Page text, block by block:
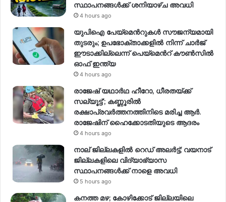
സ്ഥാപനങ്ങള്‍ക്ക് ശനിയാഴ്ച അവധി
4 hours ago
യുപിഐ പേയ്മെന്‍റുകൾ സൗജന്യമായി
തുടരും; ഉപഭോക്താക്കളിൽ നിന്ന് ചാർജ്
ഈടാക്കില്ലെന്ന് പെയ്മെന്‍റ് കൗൺസിൽ
ഓഫ് ഇന്ത്യ
4 hours ago
രാജേഷ് യഥാര്‍ഥ ഹീറോ, ധീരതയ്ക്ക്
സല്യൂട്ട്’; കണ്ണൂരിൽ
രക്ഷാപ്രവര്‍ത്തനത്തിനിടെ മരിച്ച ആര്‍.
രാജേഷിന് ഹൈക്കോടതിയുടെ ആദരം
4 hours ago
നാല് ജില്ലകളിൽ റെഡ് അലർട്ട്; വയനാട്
ജില്ലകളിലെ വിദ്യാഭ്യാസ
സ്ഥാപനങ്ങൾക്ക് നാളെ അവധി
5 hours ago
കനത്ത മഴ; കോഴിക്കോട് ജില്ലയിലെ